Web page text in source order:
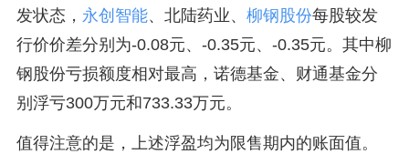
发状态， 永创智能、北陆药业、 柳钢股份每股较发
行价价差分别为-0.08元、-0.35元、-0.35元。其中柳
钢股份亏损额度相对最高，诺德基金、财通基金分
别浮亏300万元和733.33万元。
值得注意的是，上述浮盈均为限售期内的账面值。